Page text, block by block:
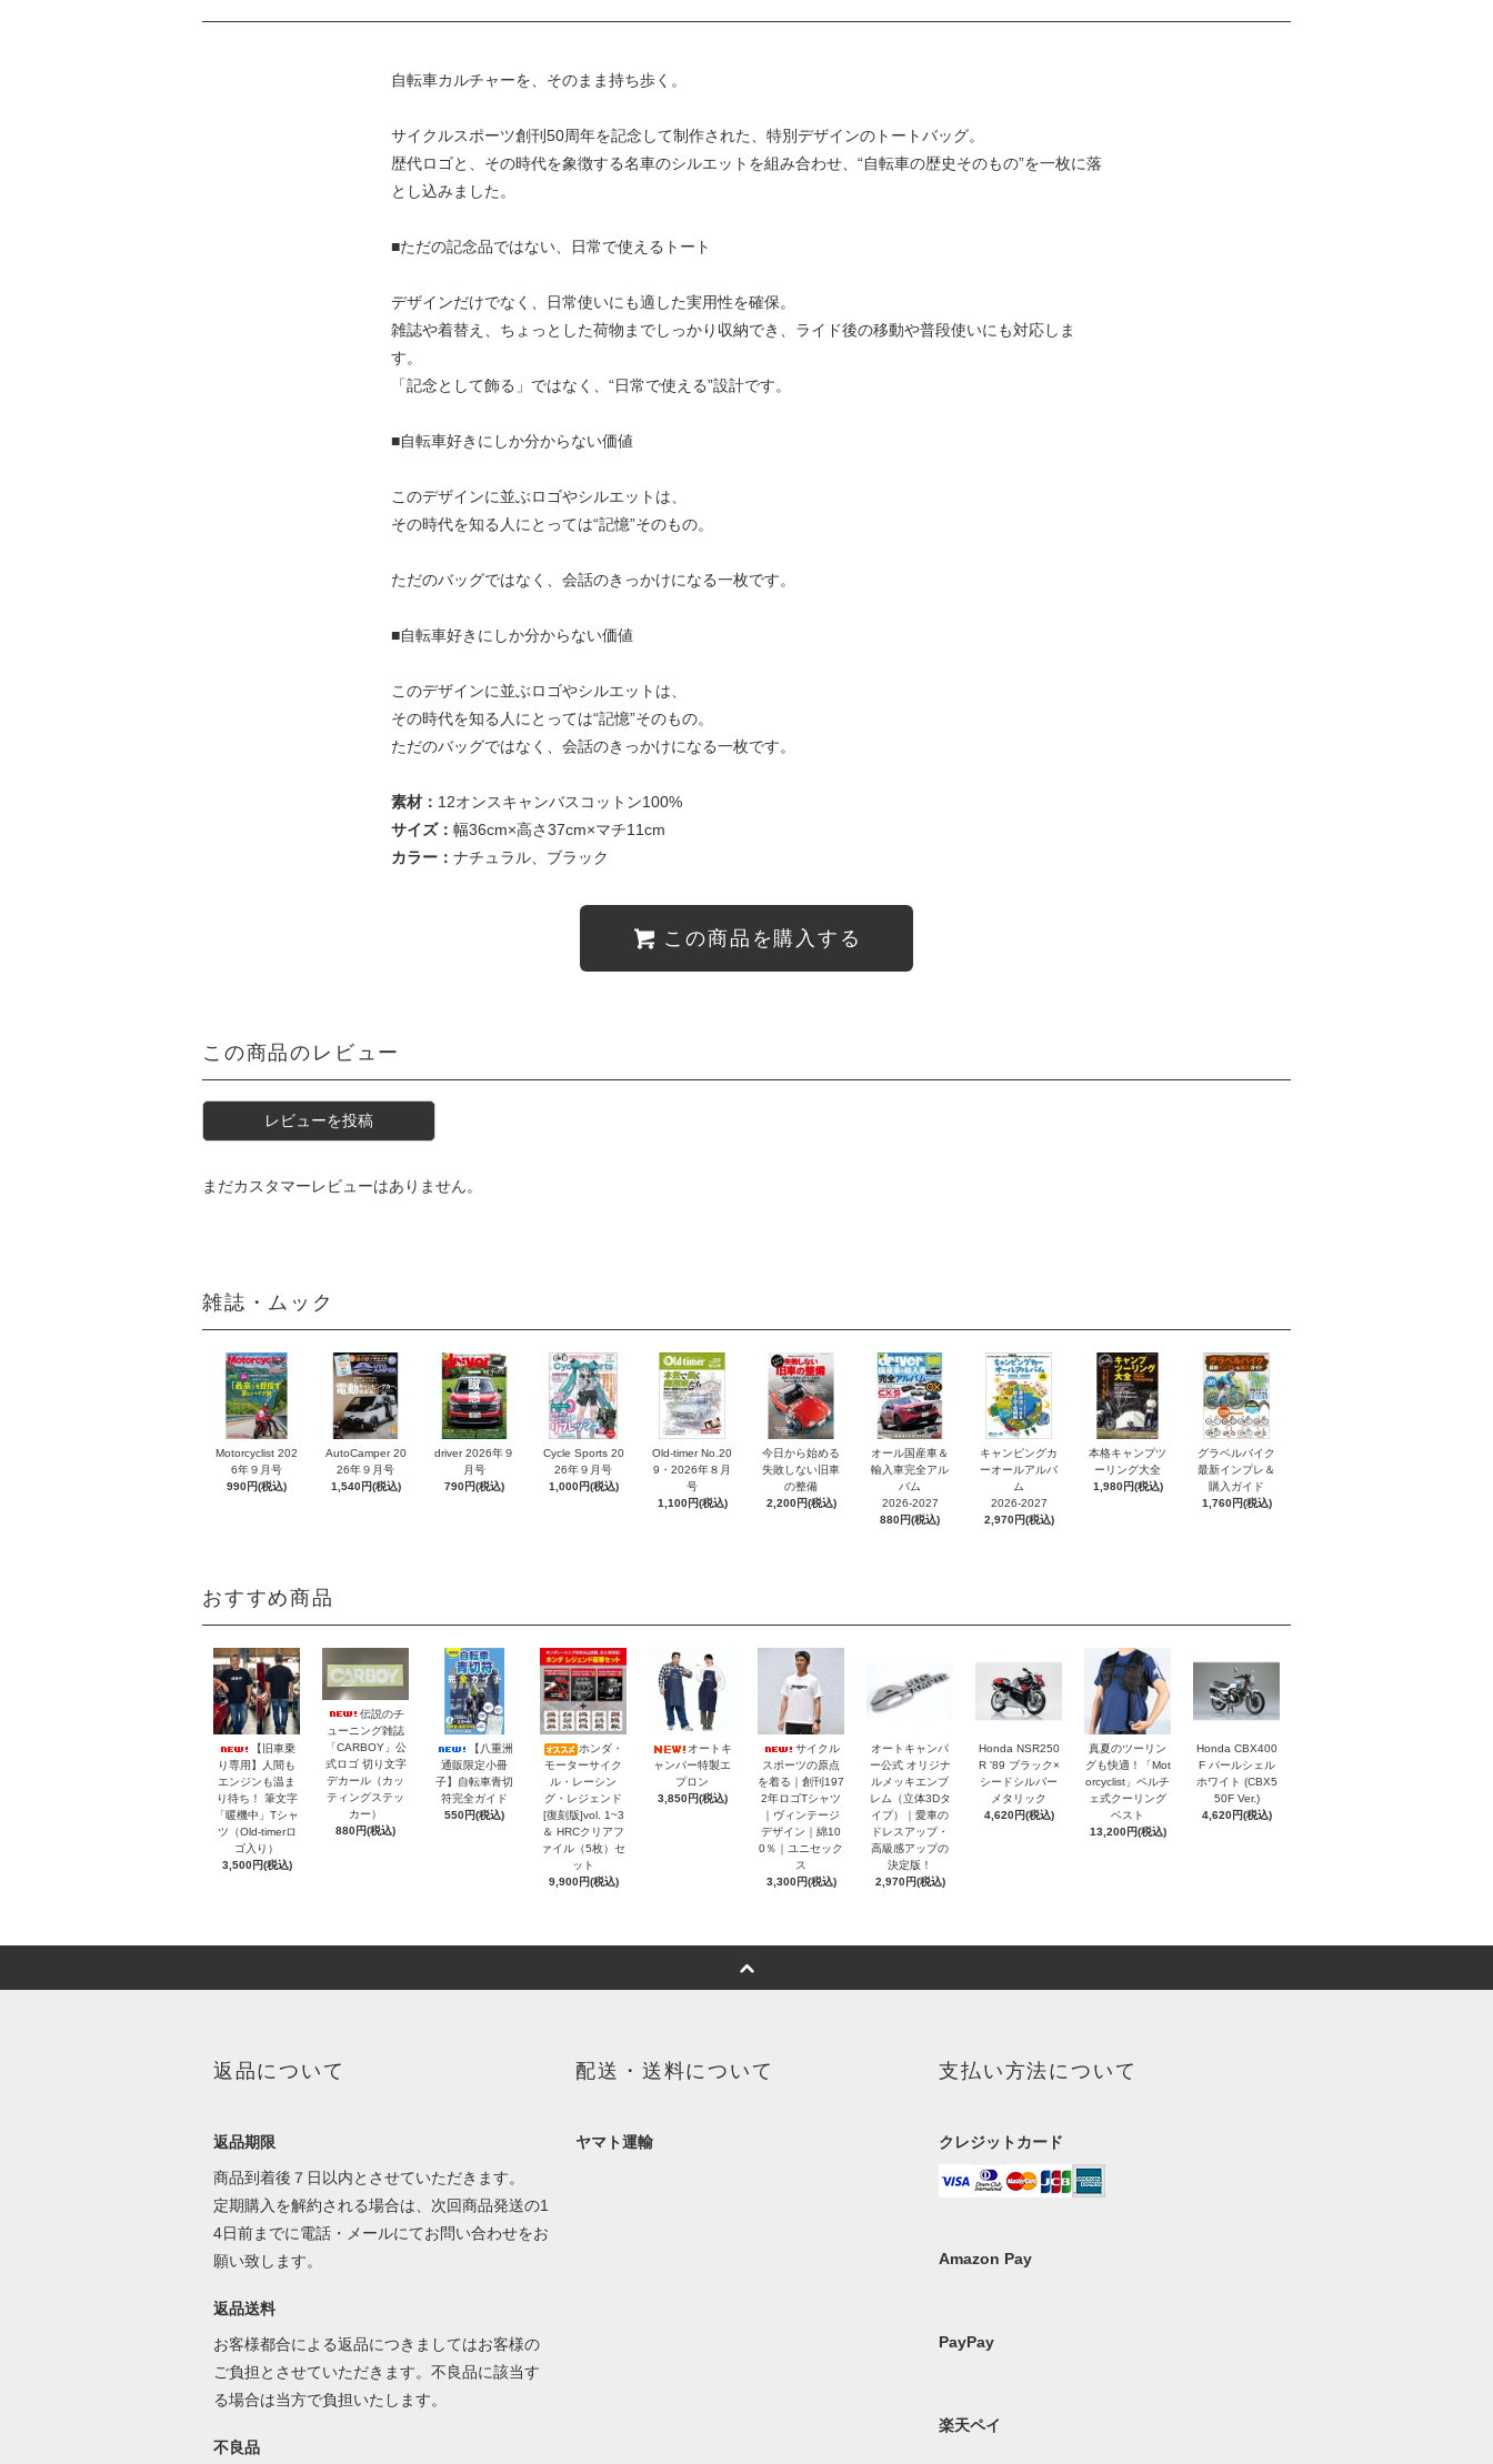
自転車カルチャーを、そのまま持ち歩く。
サイクルスポーツ創刊50周年を記念して制作された、特別デザインのトートバッグ。
歴代ロゴと、その時代を象徴する名車のシルエットを組み合わせ、“自転車の歴史そのもの”を一枚に落
とし込みました。
■ただの記念品ではない、日常で使えるトート
デザインだけでなく、日常使いにも適した実用性を確保。
雑誌や着替え、ちょっとした荷物までしっかり収納でき、ライド後の移動や普段使いにも対応しま
す。
「記念として飾る」ではなく、“日常で使える”設計です。
■自転車好きにしか分からない価値
このデザインに並ぶロゴやシルエットは、
その時代を知る人にとっては“記憶”そのもの。
ただのバッグではなく、会話のきっかけになる一枚です。
■自転車好きにしか分からない価値
このデザインに並ぶロゴやシルエットは、
その時代を知る人にとっては“記憶”そのもの。
ただのバッグではなく、会話のきっかけになる一枚です。
素材： 12オンスキャンバスコットン100%
サイズ： 幅36cm×高さ37cm×マチ11cm
カラー： ナチュラル、ブラック
この商品を購入する
この商品のレビュー
レビューを投稿
まだカスタマーレビューはありません。
雑誌・ムック
Motorcyclist 202
6年９月号
990円(税込)
AutoCamper 20
26年９月号
1,540円(税込)
driver 2026年９
月号
790円(税込)
Cycle Sports 20
26年９月号
1,000円(税込)
Old-timer No.20
9・2026年８月
号
1,100円(税込)
今日から始める
失敗しない旧車
の整備
2,200円(税込)
オール国産車＆
輸入車完全アル
バム
2026-2027
880円(税込)
キャンピングカ
ーオールアルバ
ム
2026-2027
2,970円(税込)
本格キャンプツ
ーリング大全
1,980円(税込)
グラベルバイク
最新インプレ＆
購入ガイド
1,760円(税込)
おすすめ商品
【旧車乗
り専用】人間も
エンジンも温ま
り待ち！ 筆文字
「暖機中」Tシャ
ツ（Old-timerロ
ゴ入り）
3,500円(税込)
伝説のチ
ューニング雑誌
「CARBOY」公
式ロゴ 切り文字
デカール（カッ
ティングステッ
カー）
880円(税込)
【八重洲
通販限定小冊
子】自転車青切
符完全ガイド
550円(税込)
ホンダ・
モーターサイク
ル・レーシン
グ・レジェンド
[復刻版]vol. 1~3
＆ HRCクリアフ
ァイル（5枚）セ
ット
9,900円(税込)
オートキ
ャンパー特製エ
プロン
3,850円(税込)
サイクル
スポーツの原点
を着る｜創刊197
2年ロゴTシャツ
｜ヴィンテージ
デザイン｜綿10
0％｜ユニセック
ス
3,300円(税込)
オートキャンパ
ー公式 オリジナ
ルメッキエンブ
レム（立体3Dタ
イプ）｜愛車の
ドレスアップ・
高級感アップの
決定版！
2,970円(税込)
Honda NSR250
R '89 ブラック×
シードシルバー
メタリック
4,620円(税込)
真夏のツーリン
グも快適！「Mot
orcyclist」ペルチ
ェ式クーリング
ベスト
13,200円(税込)
Honda CBX400
F パールシェル
ホワイト (CBX5
50F Ver.)
4,620円(税込)
返品について
返品期限
商品到着後７日以内とさせていただきます。
定期購入を解約される場合は、次回商品発送の1
4日前までに電話・メールにてお問い合わせをお
願い致します。
返品送料
お客様都合による返品につきましてはお客様の
ご負担とさせていただきます。不良品に該当す
る場合は当方で負担いたします。
不良品
配送・送料について
ヤマト運輸
支払い方法について
クレジットカード
Amazon Pay
PayPay
楽天ペイ